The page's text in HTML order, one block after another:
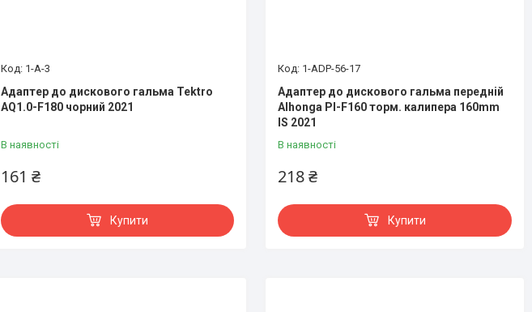
1-A-3
Адаптер до дискового гальма Tektro
AQ1.0-F180 чорний 2021
В наявності
161 ₴
Купити
1-ADP-56-17
Адаптер до дискового гальма передній
Alhonga PI-F160 торм. калипера 160mm
IS 2021
В наявності
218 ₴
Купити